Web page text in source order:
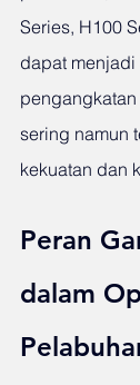
Series, H100
dapat
sering namun
kekuatan dan
Peran
dalam